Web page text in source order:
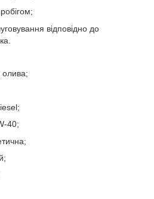
відповідно до
олива;
40;